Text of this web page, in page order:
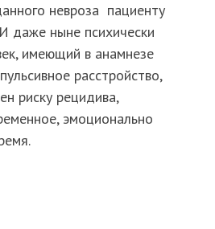
невроза пациенту
даже ныне психически
имеющий в анамнезе
расстройство,
риску рецидива,
эмоционально